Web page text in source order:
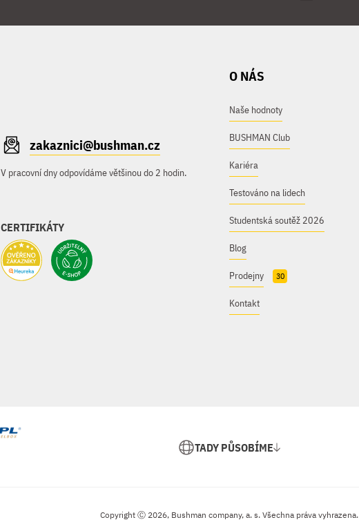
zakaznici@bushman.cz
V pracovní dny odpovídáme většinou do 2 hodin.
CERTIFIKÁTY
O NÁS
Naše hodnoty
BUSHMAN Club
Kariéra
Testováno na lidech
Studentská soutěž 2026
Blog
Prodejny 30
Kontakt
TADY PŮSOBÍME
Copyright Ⓒ 2026, Bushman company, a. s. Všechna práva vyhrazena.